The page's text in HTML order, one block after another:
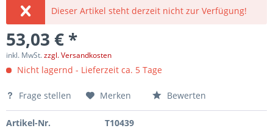
Dieser Artikel steht derzeit nicht zur Verfügung!
53,03 € *
inkl. MwSt.zzgl. Versandkosten
Nicht lagernd - Lieferzeit ca. 5 Tage
Frage stellen Merken Bewerten
Artikel-Nr.
T10439